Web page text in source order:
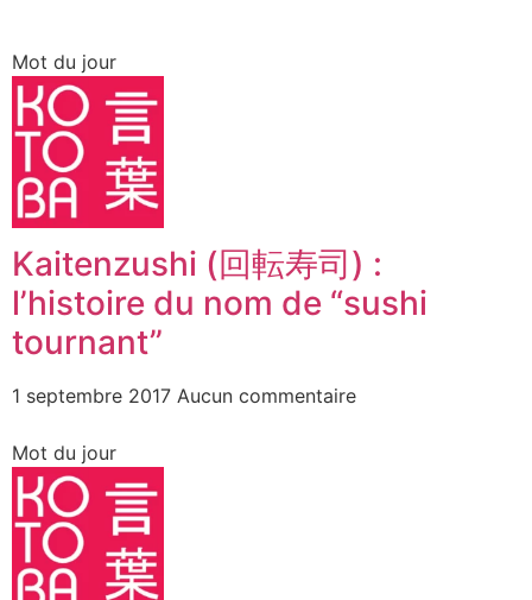
Mot du jour
Kaitenzushi (回転寿司) :
l’histoire du nom de “sushi
tournant”
1 septembre 2017 Aucun commentaire
Mot du jour